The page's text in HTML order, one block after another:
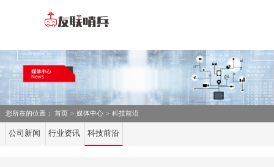
您所在的位置： 首页 > 媒体中心 > 科技前沿
公司新闻 行业资讯 科技前沿